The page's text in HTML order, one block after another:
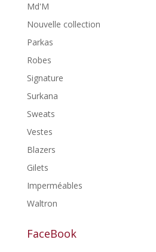
Md'M
Nouvelle collection
Parkas
Robes
Signature
Surkana
Sweats
Vestes
Blazers
Gilets
Imperméables
Waltron
FaceBook